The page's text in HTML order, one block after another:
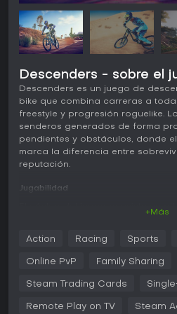
Descenders - sobre el
Descenders es un juego de
bike que combina carreras a
freestyle y progresión roguelike.
senderos generados de forma
pendientes y obstáculos, donde
marca la diferencia entre
reputación.
Jugabilidad
equilibrio y las maniobras aéreas
scrubs. Cada intento genera un
descensos. Los errores tienen
Los mutadores introducen
+Más
Action Racing Sports
Online PvP Family Sharing
Steam Trading Cards
Remote Play on TV Steam